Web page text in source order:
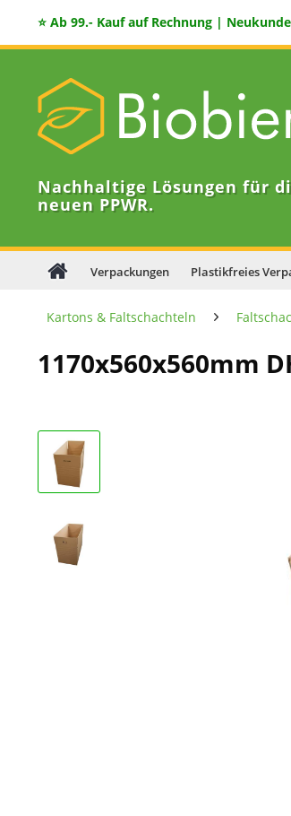
⭐ Ab 99.- Kauf auf Rechnung |
Nachhaltige Lösungen für
neuen PPWR.
Verpackungen Plastikfreies
Kartons & Faltschachteln
1170x560x560mm